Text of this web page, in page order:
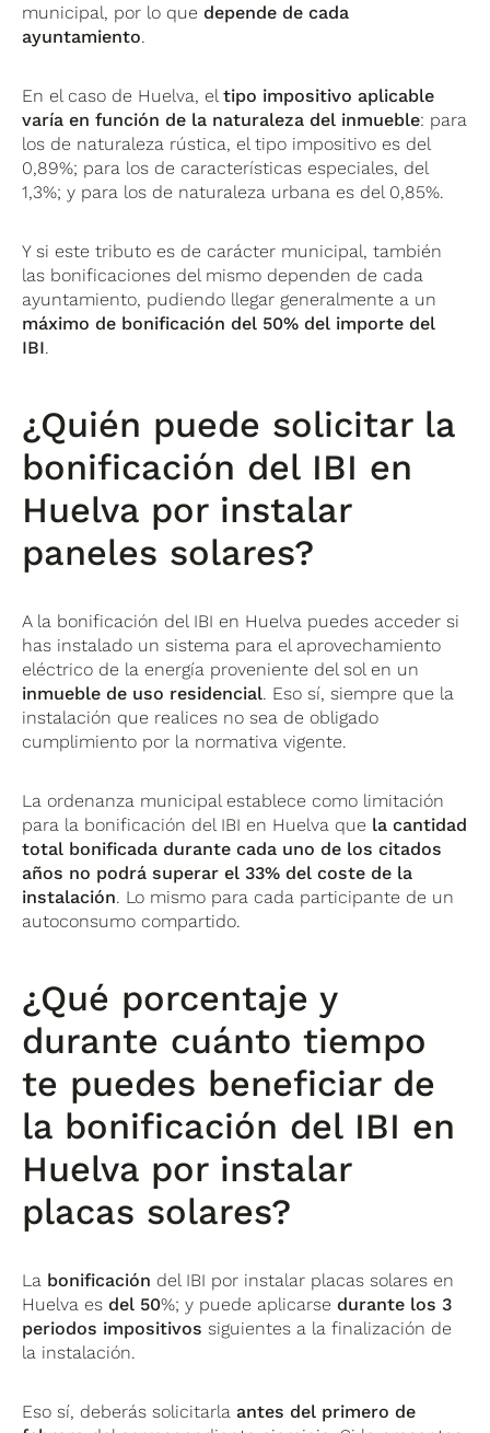
municipal, por lo que depende de cada
ayuntamiento.
En el caso de Huelva, eltipo impositivo aplicable
varía en función de la naturaleza del inmueble: para
los de naturaleza rústica, el tipo impositivo es del
0,89%; para los de características especiales, del
1,3%; y para los de naturaleza urbana es del 0,85%.
Y si este tributo es de carácter municipal, también
las bonificaciones del mismo dependen de cada
ayuntamiento, pudiendo llegar generalmente a un
máximo de bonificación del 50% del importe del
IBI.
¿Quién puede solicitar la
bonificación del IBI en
Huelva por instalar
paneles solares?
A la bonificación del IBI en Huelva puedes acceder si
has instalado un sistema para el aprovechamiento
eléctrico de la energía proveniente del sol en un
inmueble de uso residencial. Eso sí, siempre que la
instalación que realices no sea de obligado
cumplimiento por la normativa vigente.
La ordenanza municipal establece como limitación
para la bonificación del IBI en Huelva que la cantidad
total bonificada durante cada uno de los citados
años no podrá superar el 33% del coste de la
instalación. Lo mismo para cada participante de un
autoconsumo compartido.
¿Qué porcentaje y
durante cuánto tiempo
te puedes beneficiar de
la bonificación del IBI en
Huelva por instalar
placas solares?
La bonificación del IBI por instalar placas solares en
Huelva es del 50%; y puede aplicarse durante los 3
periodos impositivos siguientes a la finalización de
la instalación.
Eso sí, deberás solicitarla antes del primero de